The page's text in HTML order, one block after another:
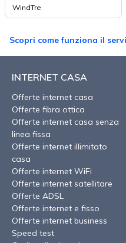
WindTre
Scopri come funziona il
INTERNET CASA
Offerte internet casa
Offerte fibra ottica
Offerte internet casa senza
linea fissa
Offerte internet illimitato
casa
Offerte internet WiFi
Offerte internet satellitare
Offerte ADSL
Offerte internet e fisso
Offerte internet business
Speed test